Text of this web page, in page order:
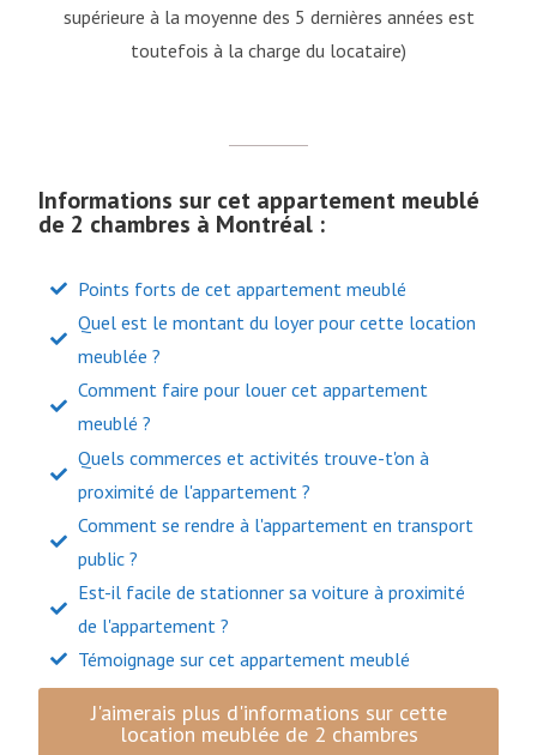
supérieure à la moyenne des 5 dernières années est
toutefois à la charge du locataire)
Informations sur cet appartement meublé
de 2 chambres à Montréal :
Points forts de cet appartement meublé
Quel est le montant du loyer pour cette location
meublée ?
Comment faire pour louer cet appartement
meublé ?
Quels commerces et activités trouve-t'on à
proximité de l'appartement ?
Comment se rendre à l'appartement en transport
public ?
Est-il facile de stationner sa voiture à proximité
de l'appartement ?
Témoignage sur cet appartement meublé
J'aimerais plus d'informations sur cette
location meublée de 2 chambres